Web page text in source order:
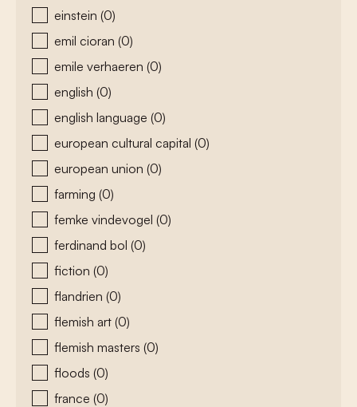
einstein (0)
emil cioran (0)
emile verhaeren (0)
english (0)
english language (0)
european cultural capital (0)
european union (0)
farming (0)
femke vindevogel (0)
ferdinand bol (0)
fiction (0)
flandrien (0)
flemish art (0)
flemish masters (0)
floods (0)
france (0)